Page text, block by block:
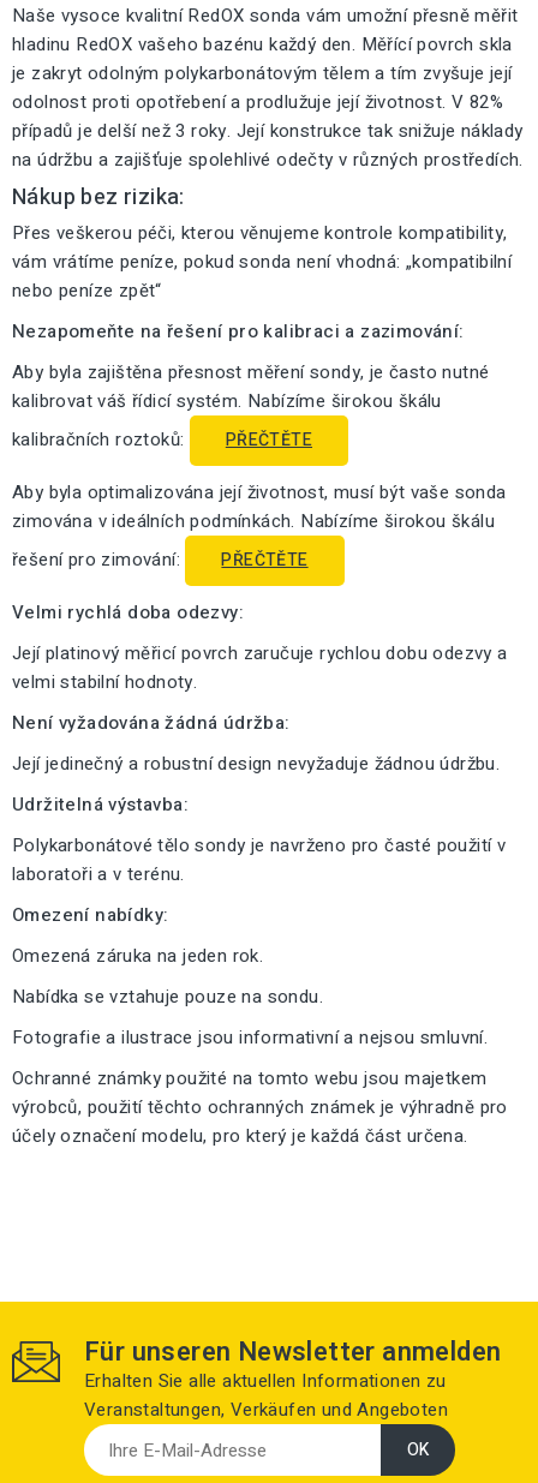
Naše vysoce kvalitní RedOX sonda vám umožní přesně měřit
hladinu RedOX vašeho bazénu každý den. Měřící povrch skla
je zakryt odolným polykarbonátovým tělem a tím zvyšuje její
odolnost proti opotřebení a prodlužuje její životnost. V 82%
případů je delší než 3 roky. Její konstrukce tak snižuje náklady
na údržbu a zajišťuje spolehlivé odečty v různých prostředích.
Nákup bez rizika:
Přes veškerou péči, kterou věnujeme kontrole kompatibility,
vám vrátíme peníze, pokud sonda není vhodná: „kompatibilní
nebo peníze zpět“
Nezapomeňte na řešení pro kalibraci a zazimování:
Aby byla zajištěna přesnost měření sondy, je často nutné
kalibrovat váš řídicí systém. Nabízíme širokou škálu
kalibračních roztoků:
PŘEČTĚTE
Aby byla optimalizována její životnost, musí být vaše sonda
zimována v ideálních podmínkách. Nabízíme širokou škálu
řešení pro zimování:
PŘEČTĚTE
Velmi rychlá doba odezvy:
Její platinový měřicí povrch zaručuje rychlou dobu odezvy a
velmi stabilní hodnoty.
Není vyžadována žádná údržba:
Její jedinečný a robustní design nevyžaduje žádnou údržbu.
Udržitelná výstavba:
Polykarbonátové tělo sondy je navrženo pro časté použití v
laboratoři a v terénu.
Omezení nabídky:
Omezená záruka na jeden rok.
Nabídka se vztahuje pouze na sondu.
Fotografie a ilustrace jsou informativní a nejsou smluvní.
Ochranné známky použité na tomto webu jsou majetkem
výrobců, použití těchto ochranných známek je výhradně pro
účely označení modelu, pro který je každá část určena.
Für unseren Newsletter anmelden
Erhalten Sie alle aktuellen Informationen zu
Veranstaltungen, Verkäufen und Angeboten